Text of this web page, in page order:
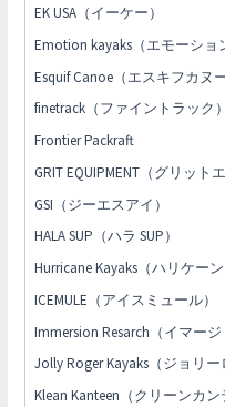
EK USA（イーケー）
Emotion kayaks（エモーショ
Esquif Canoe（エスキフカヌー
finetrack（ファイントラック）
Frontier Packraft
GRIT EQUIPMENT（グリット
GSI（ジーエスアイ）
HALA SUP（ハラ SUP）
Hurricane Kayaks（ハリケー
ICEMULE（アイスミュール）
Immersion Resarch（イマージ
Jolly Roger Kayaks（ジョリ
Klean Kanteen（クリーンカン